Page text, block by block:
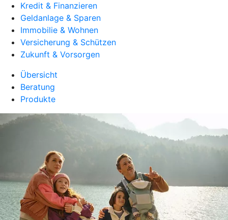
Kredit & Finanzieren
Geldanlage & Sparen
Immobilie & Wohnen
Versicherung & Schützen
Zukunft & Vorsorgen
Übersicht
Beratung
Produkte